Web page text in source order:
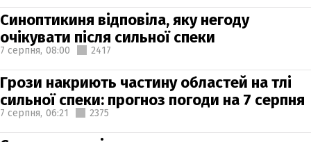
Синоптикиня відповіла, яку негоду
очікувати після сильної спеки
7 серпня, 08:00 2417
Грози накриють частину областей на тлі
сильної спеки: прогноз погоди на 7 серпня
7 серпня, 06:21 2375